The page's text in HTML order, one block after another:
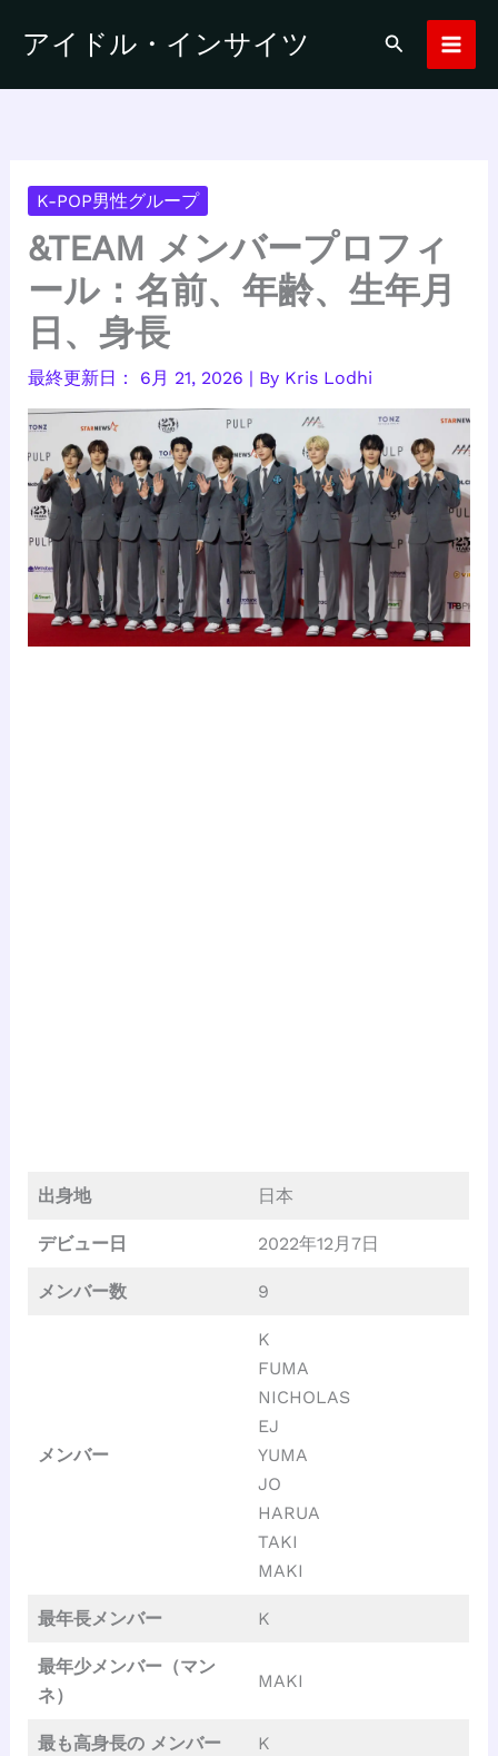
アイドル・インサイツ
検
K-POP男性グループ
&TEAM メンバープロフィ
ール：名前、年齢、生年月
日、身長
6月 21, 2026 | By Kris Lodhi
出身地 日本
デビュー日 2022年12月7日
メンバー数 9
メンバー
K
FUMA
NICHOLAS
EJ
YUMA
JO
HARUA
TAKI
MAKI
最年長メンバー K
最年少メンバー（マン
ネ）
MAKI
最も高身長の メンバー K